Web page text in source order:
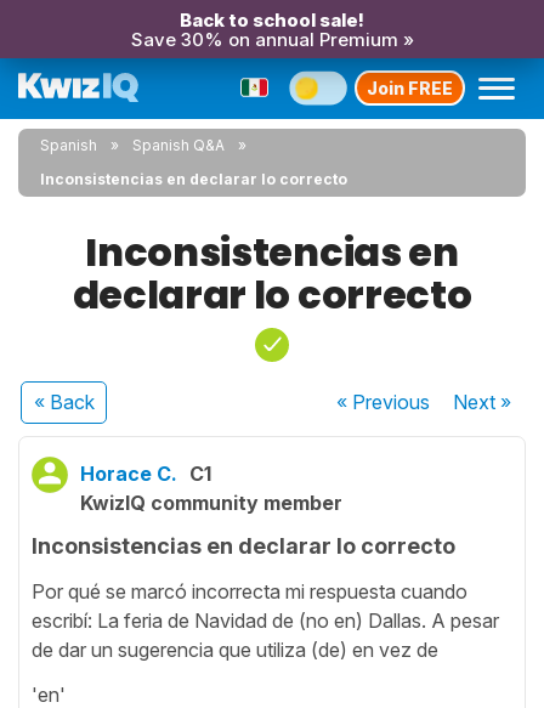
Back to school sale!
Save 30% on annual Premium »
Join FREE
Spanish
Spanish Q&A
Inconsistencias en declarar lo correcto
Inconsistencias en
declarar lo correcto
« Back « Previous Next»
Horace C. C1
KwizIQ community member
Inconsistencias en declarar lo correcto
Por qué se marcó incorrecta mi respuesta cuando
escribí: La feria de Navidad de (no en) Dallas. A pesar
de dar un sugerencia que utiliza (de) en vez de
'en'